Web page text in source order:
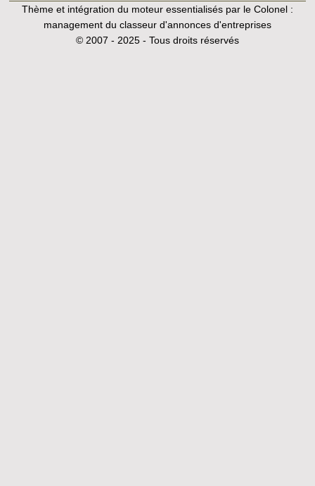
Thème et intégration du moteur essentialisés par le Colonel :
management du classeur d'annonces d'entreprises
© 2007 - 2025 - Tous droits réservés